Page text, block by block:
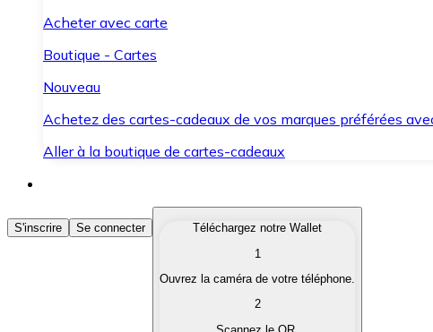
Acheter avec carte
Boutique - Cartes
Nouveau
Achetez des cartes-cadeaux de vos marques préférées
Aller à la boutique de cartes-cadeaux
Acheter des Cryptomonnaies
Achetez les cryptomonnaies qui vous intéressent
Convertissez vos cryptomonnaies en monnaie fiduciaire
S'inscrire Se connecter
Téléchargez notre Wallet
1
Ouvrez la caméra de votre téléphone.
2